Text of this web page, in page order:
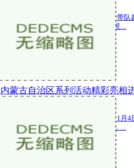
2022年11月7日，齐齐哈尔副市长姚青带
里斯达斡尔族区区委副书记、区长王景...
内蒙古自治区系列活动精彩亮相
第五届中国国际进口博览会于2022年11
自治区全面贯彻落实党的二十大精神，...